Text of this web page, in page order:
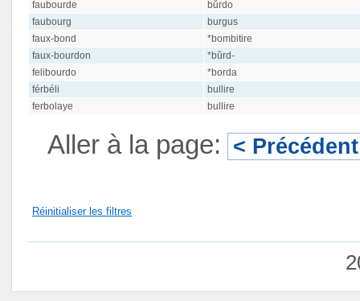
faubourde
bŭrdo
faubourg
burgus
faux-bond
*bombitire
faux-bourdon
*bŭrd-
felibourdo
*borda
férbéli
bullire
ferbolaye
bullire
Aller à la page: < Précédent
Réinitialiser les filtres